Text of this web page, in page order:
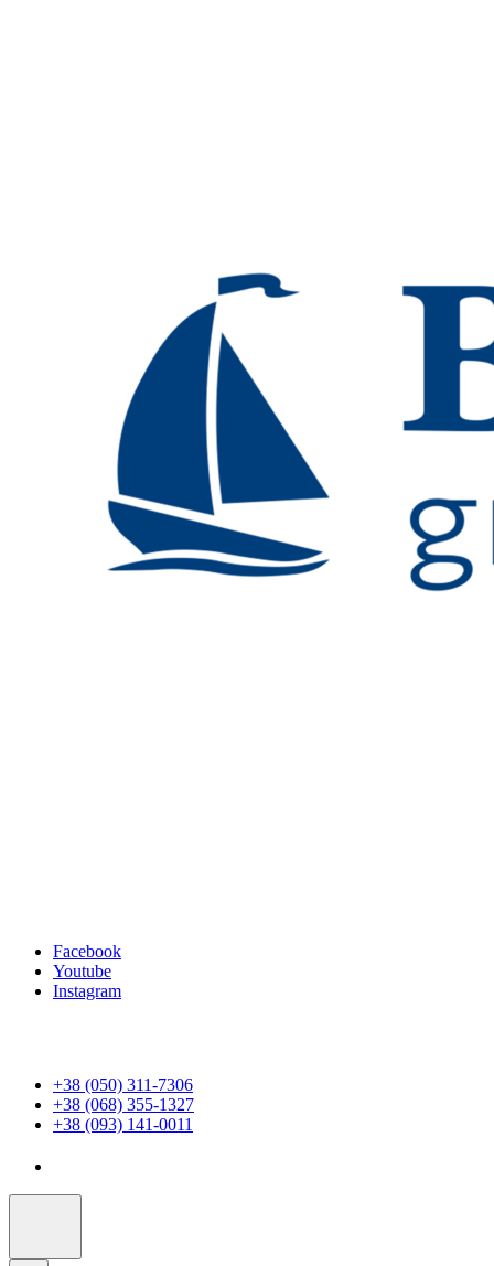
Facebook
Youtube
Instagram
+38 (050) 311-7306
+38 (068) 355-1327
+38 (093) 141-0011